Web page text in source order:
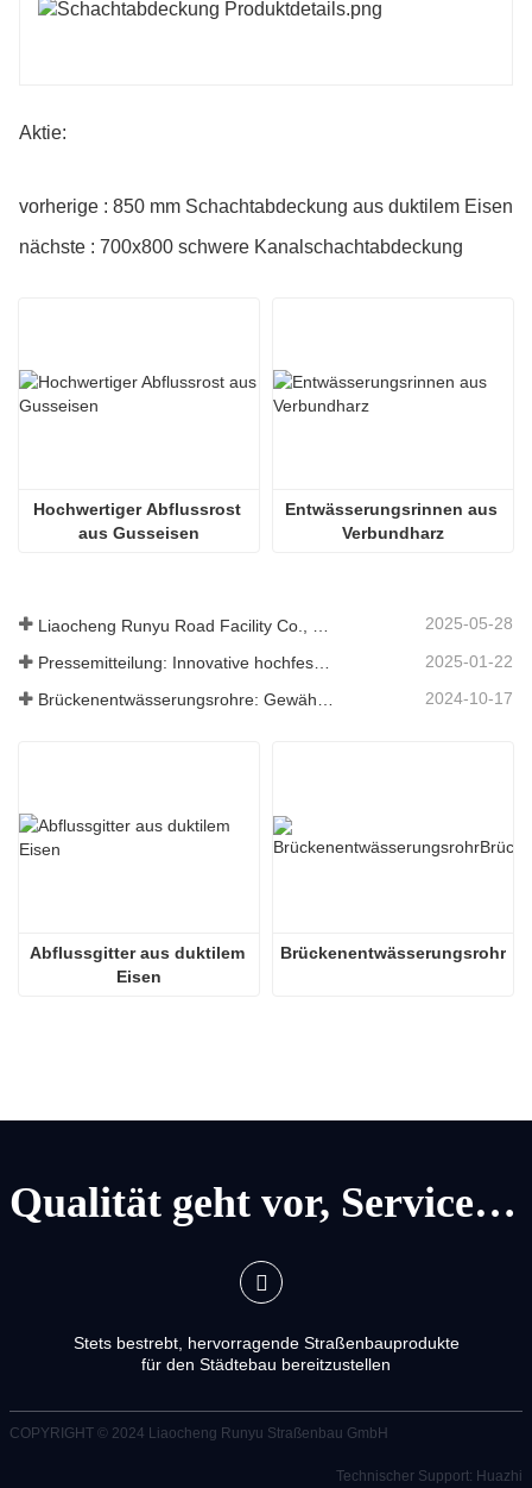
Aktie:
vorherige : 850 mm Schachtabdeckung aus duktilem Eisen
nächste : 700x800 schwere Kanalschachtabdeckung
Hochwertiger Abflussrost
aus Gusseisen
Entwässerungsrinnen aus
Verbundharz
2025-05-28
2025-01-22
2024-10-17
Abflussgitter aus duktilem
Eisen
Brückenentwässerungsrohr
Qualität geht vor, Service geht vor
Stets bestrebt, hervorragende Straßenbauprodukte
für den Städtebau bereitzustellen
COPYRIGHT © 2024 Liaocheng Runyu Straßenbau GmbH
Technischer Support: Huazhi